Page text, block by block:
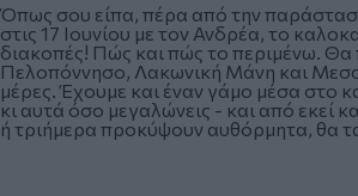
Όπως σου είπα, πέρα από την
στις 17 Ιουνίου με τον Ανδρέα, το
διακοπές! Πώς και πώς το περιμένω.
Πελοπόννησο, Λακωνική Μάνη και
μέρες. Έχουμε και έναν γάμο μέσα στο
κι αυτά όσο μεγαλώνεις - και από εκεί
ή τριήμερα προκύψουν αυθόρμητα, θα